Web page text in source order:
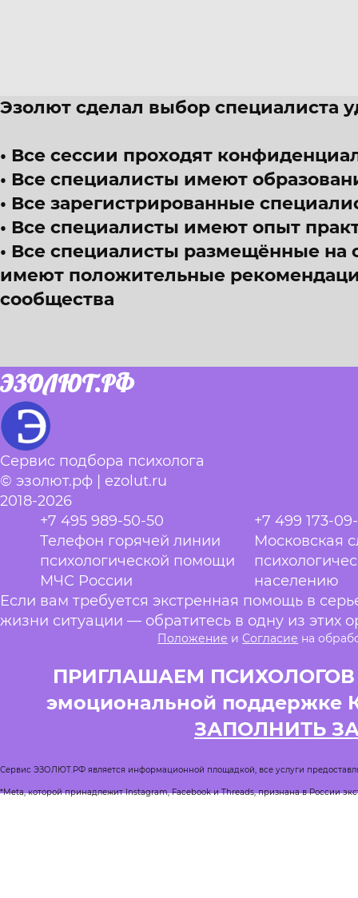
Эзолют сделал выбор специалиста
Все сессии проходят
Все специалисты имеют
Все зарегистрированные
Все специалисты имеют опыт
Все специалисты размещённые на
имеют положительные
сообщества
ЭЗОЛЮТ.РФ
Сервис подбора психолога
© эзолют.рф | ezolut.ru
2018-2026
+7 495 989-50-50
Телефон горячей линии
психологической помощи
МЧС России
+7 499 173-
Московская
населению
Если вам требуется экстренная помощь в
жизни ситуации — обратитесь в одну из этих
Положение и Согласие на
ПРИГЛАШАЕМ ПСИХОЛОГОВ
эмоциональной поддержке
ЗАПОЛНИТЬ
Сервис ЭЗОЛЮТ.РФ является информационной площадкой, все услуги
*Meta, которой принадлежит Instagram, Facebook и Threads, признана в России